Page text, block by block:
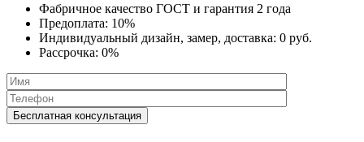
Фабричное качество ГОСТ и гарантия 2 года
Предоплата: 10%
Индивидуальный дизайн, замер, доставка: 0 руб.
Рассрочка: 0%